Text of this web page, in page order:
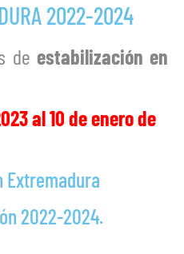
2022-2024
de estabilización en
al 10 de enero de
2022-2024.